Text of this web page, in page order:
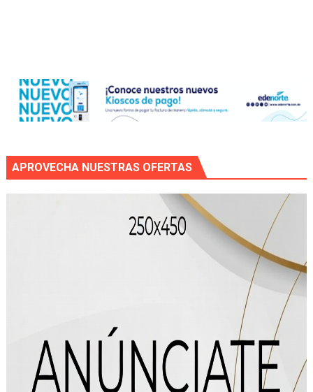
APROVECHA NUESTRAS OFERTAS